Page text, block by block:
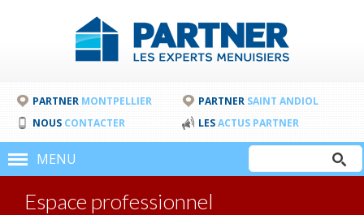
PARTNER MONTPELLIER PARTNER SAINT ANDIOL
NOUS CONTACTER LESACTUS PARTNER
MENU Rechercher
Espace professionnel